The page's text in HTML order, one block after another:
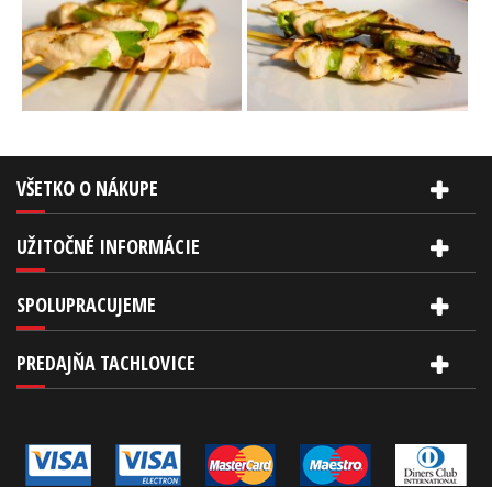
VŠETKO O NÁKUPE
UŽITOČNÉ INFORMÁCIE
SPOLUPRACUJEME
PREDAJŇA TACHLOVICE